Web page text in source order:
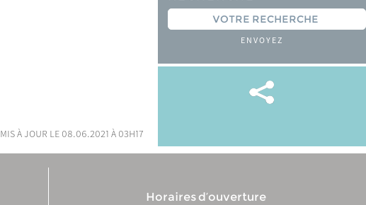
mis à jour le 08.06.2021 à 03h17
ENVOYEZ
Horaires d’ouverture